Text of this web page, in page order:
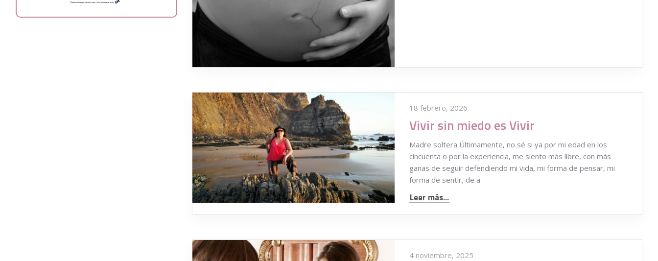
18 febrero, 2026
Vivir sin miedo es Vivir
Madre soltera Últimamente, no sé si ya por mi edad en los
cincuenta o por la experiencia, me siento más libre, con más
ganas de seguir defendiendo mi vida, mi forma de pensar, mi
forma de sentir, de a
Leer más...
4 noviembre, 2025